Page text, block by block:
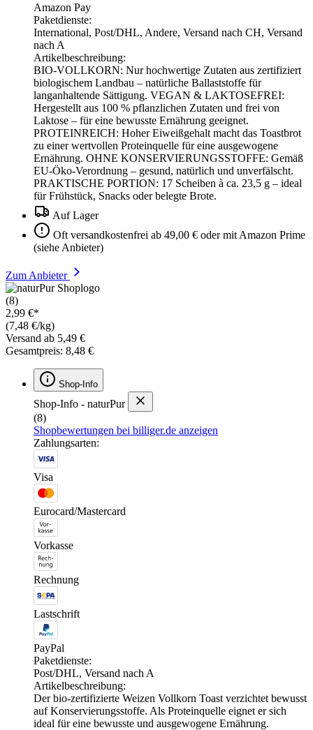
Amazon Pay
Paketdienste:
International, Post/DHL, Andere, Versand nach CH, Versand
nach A
Artikelbeschreibung:
BIO-VOLLKORN: Nur hochwertige Zutaten aus zertifiziert
biologischem Landbau – natürliche Ballaststoffe für
langanhaltende Sättigung. VEGAN & LAKTOSEFREI:
Hergestellt aus 100 % pflanzlichen Zutaten und frei von
Laktose – für eine bewusste Ernährung geeignet.
PROTEINREICH: Hoher Eiweißgehalt macht das Toastbrot
zu einer wertvollen Proteinquelle für eine ausgewogene
Ernährung. OHNE KONSERVIERUNGSSTOFFE: Gemäß
EU-Öko-Verordnung – gesund, natürlich und unverfälscht.
PRAKTISCHE PORTION: 17 Scheiben à ca. 23,5 g – ideal
für Frühstück, Snacks oder belegte Brote.
Auf Lager
Oft versandkostenfrei ab 49,00 € oder mit Amazon Prime
(siehe Anbieter)
Zum Anbieter
(8)
2,99 €*
(7,48 €/kg)
Versand ab 5,49 €
Gesamtpreis: 8,48 €
Shop-Info
Shop-Info - naturPur
(8)
Shopbewertungen bei billiger.de anzeigen
Zahlungsarten:
Visa
Eurocard/Mastercard
Vorkasse
Rechnung
Lastschrift
PayPal
Paketdienste:
Post/DHL, Versand nach A
Artikelbeschreibung:
Der bio-zertifizierte Weizen Vollkorn Toast verzichtet bewusst
auf Konservierungsstoffe. Als Proteinquelle eignet er sich
ideal für eine bewusste und ausgewogene Ernährung.